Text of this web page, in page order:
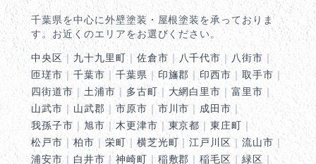
千葉県を中心に外壁塗装・屋根塗装を承っておりま
す。お近くのエリアをお選びください。
中央区 ｜ 九十九里町 ｜ 佐倉市 ｜ 八千代市 ｜ 八街市 ｜
匝瑳市 ｜ 千葉市 ｜ 千葉県 ｜ 印旛郡 ｜ 印西市 ｜取手市 ｜
四街道市｜ 土浦市 ｜ 多古町 ｜ 大網白里市 ｜富里市 ｜
山武市 ｜ 山武郡 ｜ 市原市 ｜ 市川市 ｜ 成田市 ｜
我孫子市 ｜ 旭市 ｜ 木更津市 ｜東京都 ｜東庄町 ｜
松戸市 ｜柏市 ｜ 栄町 ｜ 横芝光町 ｜江戸川区 ｜流山市 ｜
浦安市 ｜白井市｜ 神崎町 ｜ 稲敷郡 ｜稲毛区 ｜緑区 ｜